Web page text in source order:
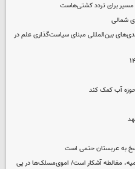
مسیر برای تردد کشتی‌هاست
شمالی
بین‌المللی مبنای سیاست‌گذاری علم در
آب کمک کند
به عربستان حتمی است
مغالطه آشکار است/ اموی‌مسلک‌ها در پی